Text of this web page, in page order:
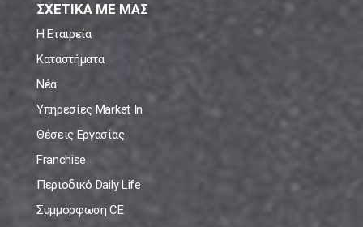
ΣΧΕΤΙΚΑ ΜΕ ΜΑΣ
Η Εταιρεία
Καταστήματα
Νέα
Υπηρεσίες Market In
Θέσεις Εργασίας
Franchise
Περιοδικό Daily Life
Συμμόρφωση CE